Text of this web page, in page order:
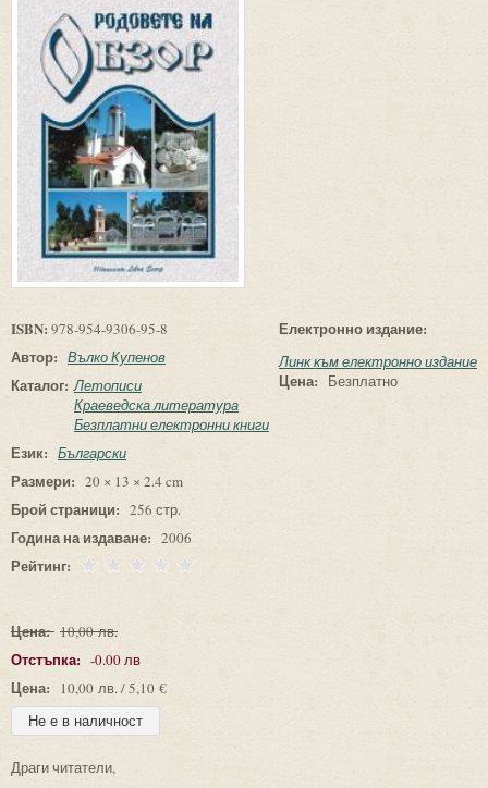
ISBN: 978-954-9306-95-8
Автор: Вълко Купенов
Каталог: Летописи
Краеведска литература
Безплатни електронни книги
Език: Български
Размери: 20 × 13 × 2.4 cm
Брой страници: 256 стр.
Година на издаване: 2006
Рейтинг:
Цена: 10,00 лв.
Отстъпка: -0.00 лв
Цена: 10,00 лв. / 5,10 €
Електронно издание:
Линк към електронно издание
Цена: Безплатно
Драги читатели,